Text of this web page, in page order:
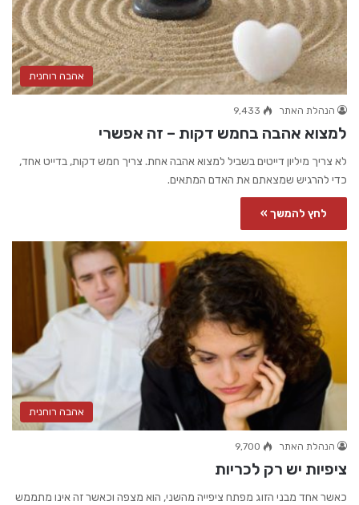
אהבה רוחנית
הנהלת האתר 9,433
למצוא אהבה בחמש דקות – זה אפשרי
לא צריך מיליון דייטים בשביל למצוא אהבה אחת. צריך חמש דקות, בדייט אחד,
כדי להרגיש שמצאתם את האדם המתאים.
לחץ להמשך »
אהבה רוחנית
הנהלת האתר 9,700
ציפיות יש רק לכריות
כאשר אחד מבני הזוג מפתח ציפייה מהשני, הוא מצפה וכאשר זה אינו מתממש